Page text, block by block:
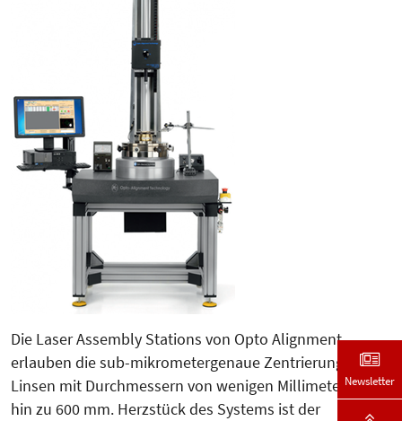
Die Laser Assembly Stations von Op­to Alignment
erlauben die sub-mi­­krometergenaue Zentrierung von
Linsen mit Durchmessern von wenigen Millimetern bis
hin zu 600 mm. Herzstück des Systems ist der
Newsletter